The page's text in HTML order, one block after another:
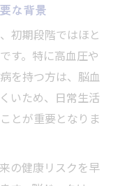
な背景
初期段階ではほと
す。特に高血圧や
を持つ方は、脳血
いため、日常生活
とが重要となりま
の健康リスクを早